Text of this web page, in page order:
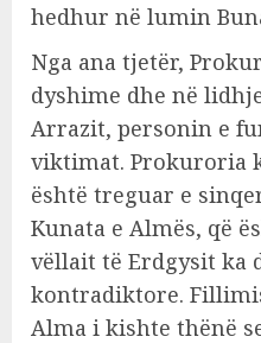
hedhur në lumin
Nga ana tjetër,
dyshime dhe në
Arrazit, personin e
viktimat. Prokuroria
është treguar e
Kunata e Almës, që
vëllait të Erdgysit ka
kontradiktore.
Alma i kishte thënë